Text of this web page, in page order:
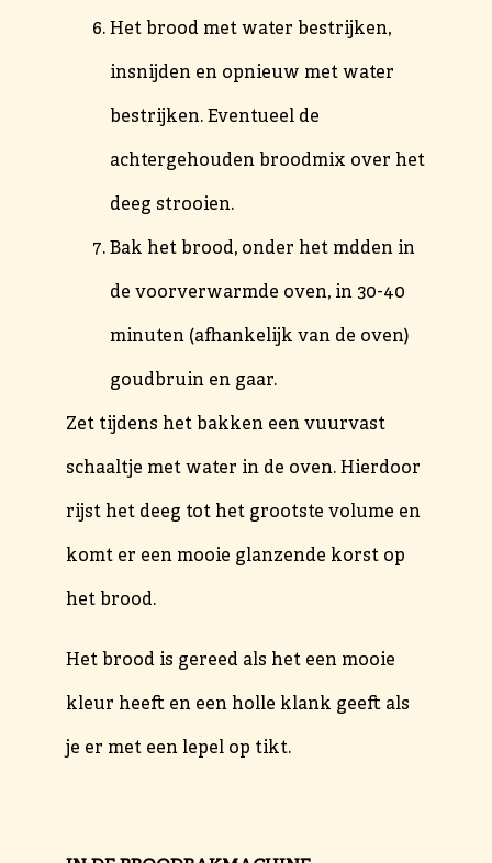
Het brood met water bestrijken,
insnijden en opnieuw met water
bestrijken. Eventueel de
achtergehouden broodmix over het
deeg strooien.
Bak het brood, onder het mdden in
de voorverwarmde oven, in 30-40
minuten (afhankelijk van de oven)
goudbruin en gaar.
Zet tijdens het bakken een vuurvast
schaaltje met water in de oven. Hierdoor
rijst het deeg tot het grootste volume en
komt er een mooie glanzende korst op
het brood.
Het brood is gereed als het een mooie
kleur heeft en een holle klank geeft als
je er met een lepel op tikt.